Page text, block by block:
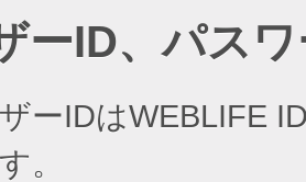
ーID、パス
ーIDはWEBLIFE
。